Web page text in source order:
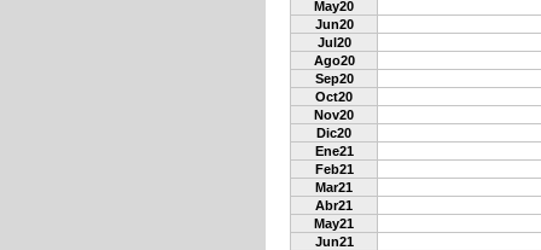
May20
Jun20
Jul20
Ago20
Sep20
Oct20
Nov20
Dic20
Ene21
Feb21
Mar21
Abr21
May21
Jun21